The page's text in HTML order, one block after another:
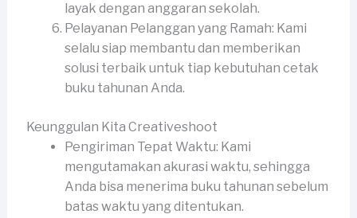
layak dengan anggaran sekolah.
Pelayanan Pelanggan yang Ramah: Kami
selalu siap membantu dan memberikan
solusi terbaik untuk tiap kebutuhan cetak
buku tahunan Anda.
Keunggulan Kita Creativeshoot
Pengiriman Tepat Waktu: Kami
mengutamakan akurasi waktu, sehingga
Anda bisa menerima buku tahunan sebelum
batas waktu yang ditentukan.